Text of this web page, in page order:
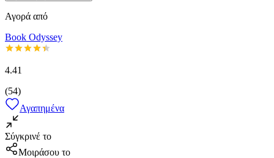
Αγορά από
Book Odyssey
4.41
(54)
Αγαπημένα
Σύγκρινέ το
Μοιράσου το